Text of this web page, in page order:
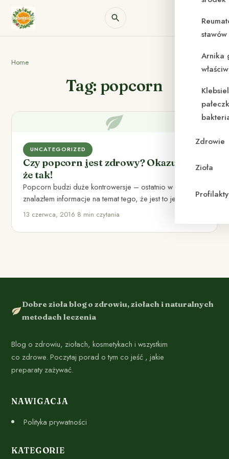
Arnika
Zdrowie
Zioła
Home
Tag: popcorn
UNCATEGORIZED
Czy popcorn jest zdrowy? Okazuje się,
że tak!
Popcorn budzi duże kontrowersje – ostatnio w sieci
znalazłem informacje na temat tego, że jest to jedna z…
13 czerwca, 2016•8 min czytania
Dobre zioła blog o zdrowiu, ziołach i naturalnych
metodach leczenia
Blog o zdrowiu, ziołach, kosmetykach i wszystkim
co zdrowe. Poczytaj porad o tym co jeść , jakie
preparaty zażywać.
NAWIGACJA
Polityka prywatności
KATEGORIE